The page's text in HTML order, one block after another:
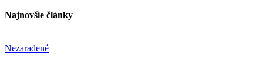
Najnovšie články
Nezaradené